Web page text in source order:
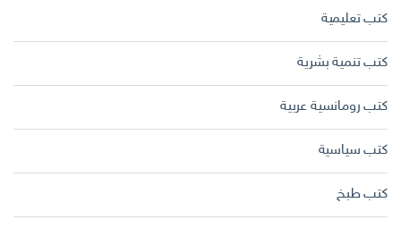
كتب تعليمية
كتب تنمية بشرية
كتب رومانسية عربية
كتب سياسية
كتب طبخ